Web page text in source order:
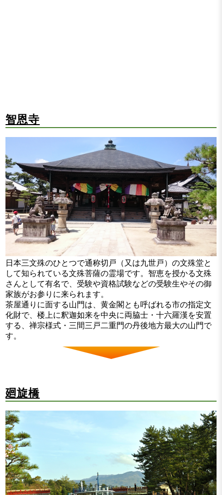
智恩寺
日本三文殊のひとつで通称切戸（又は九世戸）の文殊堂と
して知られている文殊菩薩の霊場です。智恵を授かる文殊
さんとして有名で、受験や資格試験などの受験生やその御
家族がお参りに来られます。
茶屋通りに面する山門は、黄金閣とも呼ばれる市の指定文
化財で、楼上に釈迦如来を中央に両脇士・十六羅漢を安置
する、禅宗様式・三間三戸二重門の丹後地方最大の山門で
す。
廻旋橋